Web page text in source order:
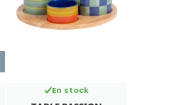
En stock